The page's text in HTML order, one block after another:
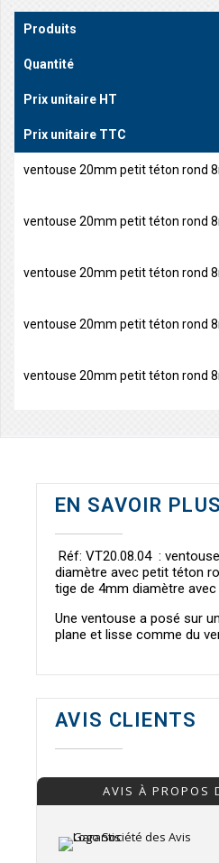
Produits
Quantité
Prix unitaire HT
Prix unitaire TTC
ventouse 20mm petit téton rond
ventouse 20mm petit téton rond
ventouse 20mm petit téton rond
ventouse 20mm petit téton rond
ventouse 20mm petit téton rond
EN SAVOIR PLUS
Réf: VT20.08.04 :
diamètre avec petit téton
tige de 4mm diamètre
Une ventouse a posé sur
plane et lisse comme du
AVIS CLIENTS
AVIS À PROPOS